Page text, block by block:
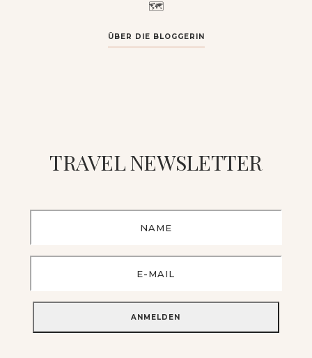
🗺️
ÜBER DIE BLOGGERIN
TRAVEL NEWSLETTER